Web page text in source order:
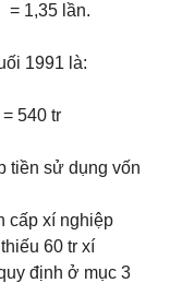
1,35 lần.
1991 là:
540 tr
tiền sử dụng vốn
cấp xí nghiệp
60 tr xí
định ở mục 3